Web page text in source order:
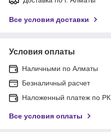
Все условия доставки
Условия оплаты
Наличными по Алматы
Безналичный расчет
Наложенный платеж по РК
Все условия оплаты